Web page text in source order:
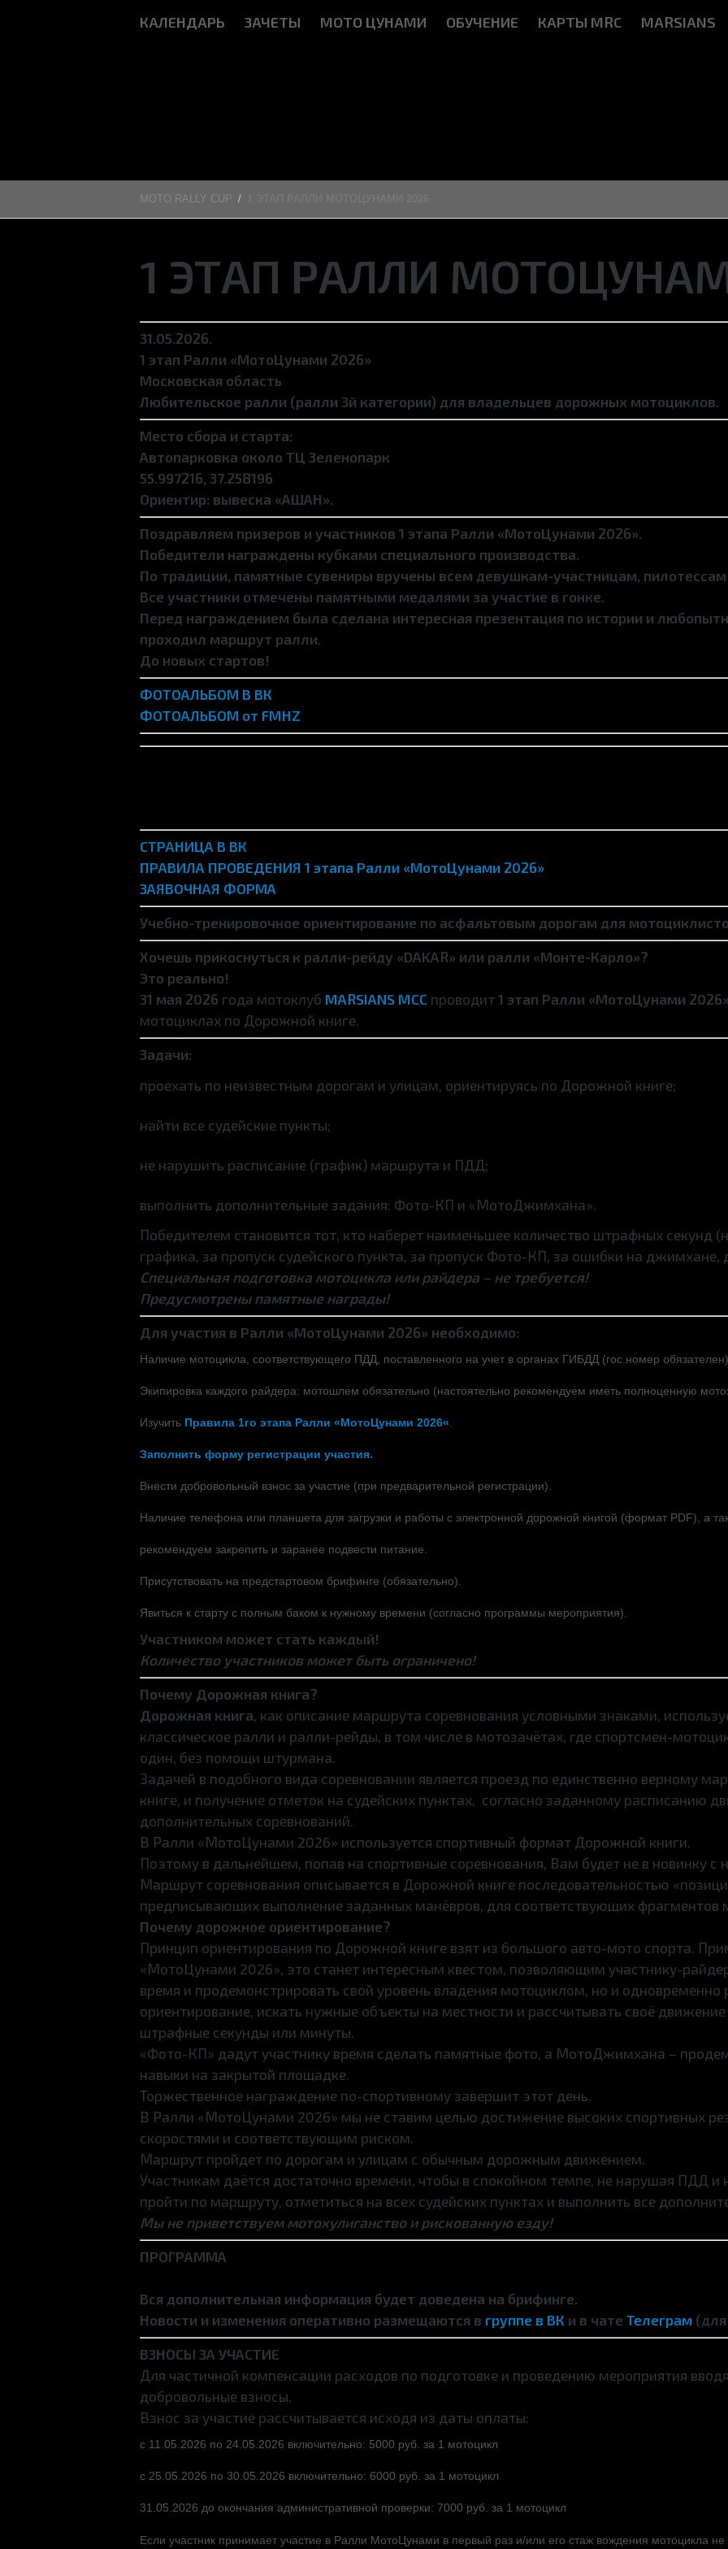
КАЛЕНДАРЬ ЗАЧЕТЫ МОТО ЦУНАМИ ОБУЧЕНИЕ КАРТЫ MRC MARSIANS
MOTO RALLY CUP
1 ЭТАП РАЛЛИ
31.05.2026.
1 этап Ралли «МотоЦунами 2026»
Московская область
Любительское ралли (ралли 3й категории) для владельцев дорожных мотоциклов.
Место сбора и старта:
Автопарковка около ТЦ Зеленопарк
55.997216, 37.258196
Ориентир: вывеска «АШАН».
Поздравляем призеров и участников 1 этапа Ралли «МотоЦунами 2026».
Победители награждены кубками специального производства.
По традиции, памятные сувениры вручены всем девушкам-участницам, пилотессам
Все участники отмечены памятными медалями за участие в гонке.
Перед награждением была сделана интересная презентация по истории и
проходил маршрут ралли.
До новых стартов!
ФОТОАЛЬБОМ В ВК
ФОТОАЛЬБОМ от FMHZ
СТРАНИЦА В ВК
ПРАВИЛА ПРОВЕДЕНИЯ 1 этапа Ралли «МотоЦунами 2026»
ЗАЯВОЧНАЯ ФОРМА
Учебно-тренировочное ориентирование по асфальтовым дорогам для
Хочешь прикоснуться к ралли-рейду «DAKAR» или ралли «Монте-Карло»?
Это реально!
31 мая 2026 года мотоклуб MARSIANS MCC проводит1 этап Ралли «МотоЦунами
мотоциклах по Дорожной книге.
Задачи:
проехать по неизвестным дорогам и улицам, ориентируясь по Дорожной книге;
найти все судейские пункты;
не нарушить расписание (график) маршрута и ПДД;
выполнить дополнительные задания: Фото-КП и «МотоДжимхана».
Победителем становится тот, кто наберет наименьшее количество штрафных секунд
графика, за пропуск судейского пункта, за пропуск Фото-КП, за ошибки на джимхане,
Специальная подготовка мотоцикла или райдера – не требуется!
Предусмотрены памятные награды!
Для участия в Ралли «МотоЦунами 2026» необходимо:
Наличие мотоцикла, соответствующего ПДД, поставленного на учет в органах ГИБДД (гос.номер обязателен).
Экипировка каждого райдера: мотошлем обязательно (настоятельно рекомендуем иметь полноценную
Изучить Правила 1го этапа Ралли «МотоЦунами 2026«
Заполнить форму регистрации участия.
Внести добровольный взнос за участие (при предварительной регистрации).
Наличие телефона или планшета для загрузки и работы с электронной дорожной книгой (формат PDF), а
рекомендуем закрепить и заранее подвести питание.
Присутствовать на предстартовом брифинге (обязательно).
Явиться к старту с полным баком к нужному времени (согласно программы мероприятия).
Участником может стать каждый!
Количество участников может быть ограничено!
Почему Дорожная книга?
Дорожная книга, как описание маршрута соревнования условными знаками,
классическое ралли и ралли-рейды, в том числе в мотозачётах, где спортсмен-
один, без помощи штурмана.
Задачей в подобного вида соревновании является проезд по единственно верному
книге, и получение отметок на судейских пунктах, согласно заданному расписанию
дополнительных соревнований.
В Ралли «МотоЦунами 2026» используется спортивный формат Дорожной книги.
Поэтому в дальнейшем, попав на спортивные соревнования, Вам будет не в новинку с
Маршрут соревнования описывается в Дорожной книге последовательностью
предписывающих выполнение заданных манёвров, для соответствующих фрагментов
Почему дорожное ориентирование?
Принцип ориентирования по Дорожной книге взят из большого авто-мото спорта.
«МотоЦунами 2026», это станет интересным квестом, позволяющим участнику-
время и продемонстрировать свой уровень владения мотоциклом, но и
ориентирование, искать нужные объекты на местности и рассчитывать своё движение
штрафные секунды или минуты.
«Фото-КП» дадут участнику время сделать памятные фото, а МотоДжимхана –
навыки на закрытой площадке.
Торжественное награждение по-спортивному завершит этот день.
В Ралли «МотоЦунами 2026» мы не ставим целью достижение высоких спортивных
скоростями и соответствующим риском.
Маршрут пройдет по дорогам и улицам с обычным дорожным движением.
Участникам даётся достаточно времени, чтобы в спокойном темпе, не нарушая ПДД и
пройти по маршруту, отметиться на всех судейских пунктах и выполнить все
Мы не приветствуем мотохулиганство и рискованную езду!
ПРОГРАММА
Вся дополнительная информация будет доведена на брифинге.
Новости и изменения оперативно размещаются в группе в ВК и в чате Телеграм
ВЗНОСЫ ЗА УЧАСТИЕ
Для частичной компенсации расходов по подготовке и проведению мероприятия
добровольные взносы.
Взнос за участие рассчитывается исходя из даты оплаты:
с 11.05.2026 по 24.05.2026 включительно: 5000 руб. за 1 мотоцикл
с 25.05.2026 по 30.05.2026 включительно: 6000 руб. за 1 мотоцикл
31.05.2026 до окончания административной проверки: 7000 руб. за 1 мотоцикл
Если участник принимает участие в Ралли МотоЦунами в первый раз и/или его стаж вождения мотоцикла